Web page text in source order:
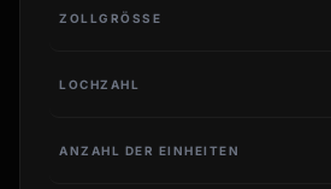
ZOLLGRÖSSE
LOCHZAHL
ANZAHL DER EINHEITEN